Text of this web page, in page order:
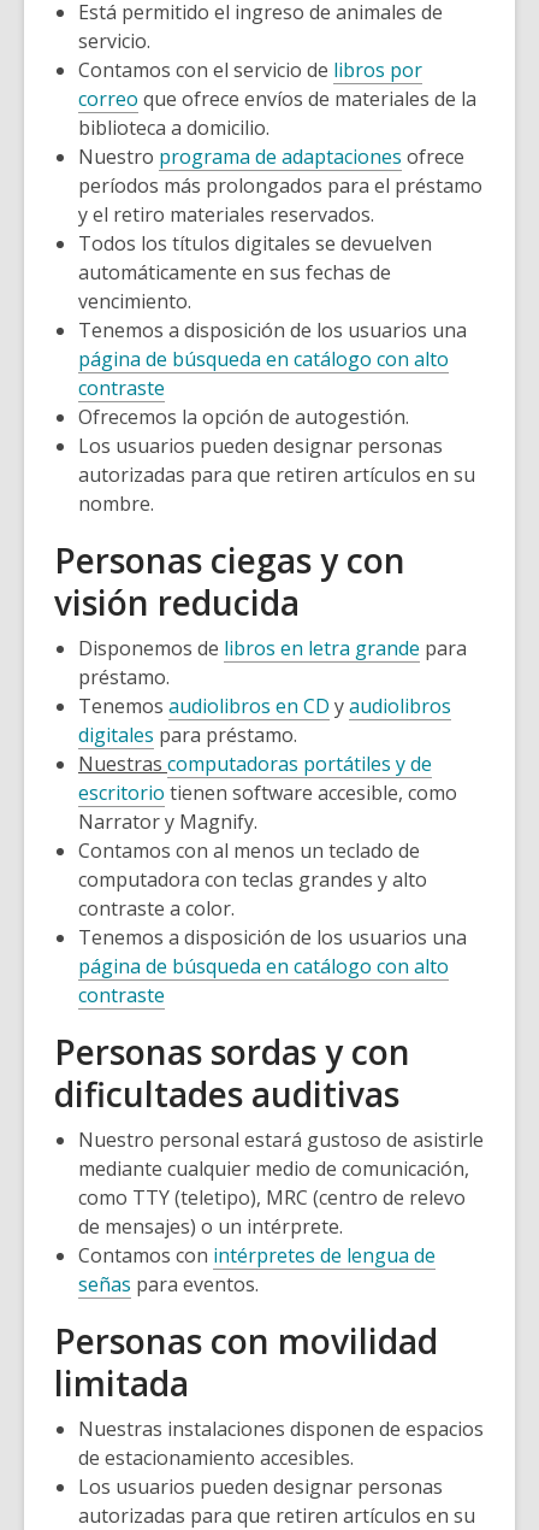
Está permitido el ingreso de animales de
servicio.
Contamos con el servicio de libros por
correo que ofrece envíos de materiales de la
biblioteca a domicilio.
Nuestro programa de adaptaciones ofrece
períodos más prolongados para el préstamo
y el retiro materiales reservados.
Todos los títulos digitales se devuelven
automáticamente en sus fechas de
vencimiento.
Tenemos a disposición de los usuarios una
página de búsqueda en catálogo con alto
contraste
Ofrecemos la opción de autogestión.
Los usuarios pueden designar personas
autorizadas para que retiren artículos en su
nombre.
Personas ciegas y con
visión reducida
Disponemos de libros en letra grande para
préstamo.
Tenemos audiolibros en CD yaudiolibros
digitales para préstamo.
Nuestras computadoras portátiles y de
escritorio tienen software accesible, como
Narrator y Magnify.
Contamos con al menos un teclado de
computadora con teclas grandes y alto
contraste a color.
Tenemos a disposición de los usuarios una
página de búsqueda en catálogo con alto
contraste
Personas sordas y con
dificultades auditivas
Nuestro personal estará gustoso de asistirle
mediante cualquier medio de comunicación,
como TTY (teletipo), MRC (centro de relevo
de mensajes) o un intérprete.
Contamos con intérpretes de lengua de
señas para eventos.
Personas con movilidad
limitada
Nuestras instalaciones disponen de espacios
de estacionamiento accesibles.
Los usuarios pueden designar personas
autorizadas para que retiren artículos en su